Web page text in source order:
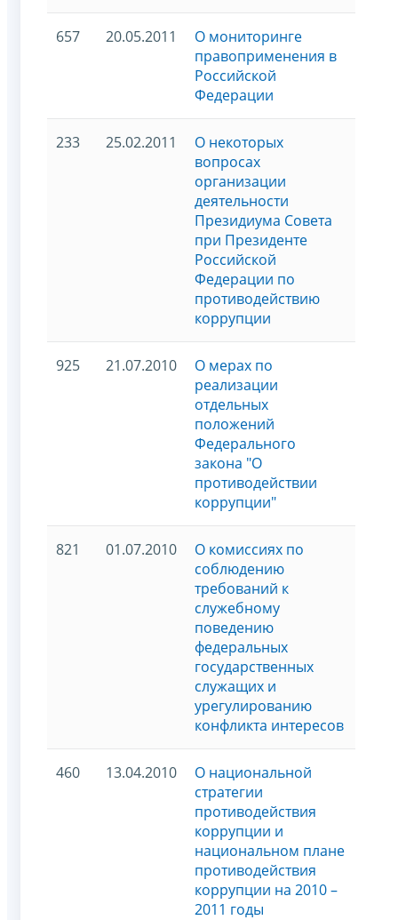
657 20.05.2011
О мониторинге
правоприменения в
Российской
Федерации
233 25.02.2011
О некоторых
вопросах
организации
деятельности
Президиума Совета
при Президенте
Российской
Федерации по
противодействию
коррупции
925 21.07.2010
О мерах по
реализации
отдельных
положений
Федерального
закона "О
противодействии
коррупции"
821 01.07.2010
О комиссиях по
соблюдению
требований к
служебному
поведению
федеральных
государственных
служащих и
урегулированию
конфликта интересов
460 13.04.2010
О национальной
стратегии
противодействия
коррупции и
национальном плане
противодействия
коррупции на 2010 –
2011 годы